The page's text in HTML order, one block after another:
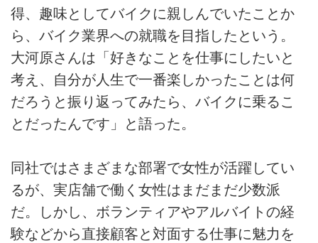
得、趣味としてバイクに親しんでいたことか
ら、バイク業界への就職を目指したという。
大河原さんは「好きなことを仕事にしたいと
考え、自分が人生で一番楽しかったことは何
だろうと振り返ってみたら、バイクに乗るこ
とだったんです」と語った。
同社ではさまざまな部署で女性が活躍してい
るが、実店舗で働く女性はまだまだ少数派
だ。しかし、ボランティアやアルバイトの経
験などから直接顧客と対面する仕事に魅力を